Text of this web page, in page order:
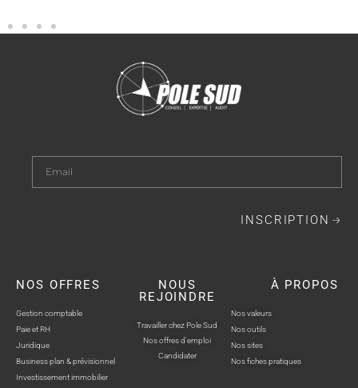
INSCRIPTION
NOS OFFRES
Gestion comptable
Paie et RH
Juridique
Business plan & prévisionnel
Investissement immobilier
NOUS
REJOINDRE
Travailler chez Pole Sud
Nos offres d'emploi
Candidater
À PROPOS
Nos valeurs
Nos outils
Nos sites
Nos fiches pratiques